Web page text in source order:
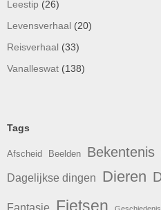
Leestip (26)
Levensverhaal (20)
Reisverhaal (33)
Vanalleswat (138)
Tags
Afscheid Beelden Bekentenis
Dagelijkse dingen Dieren
Fietsen